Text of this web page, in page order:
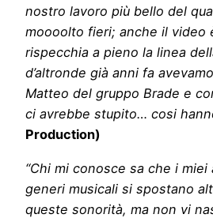
nostro lavoro più bello del
moooolto fieri; anche il video
rispecchia a pieno la linea
d’altronde già anni fa
Matteo del gruppo Brade e
ci avrebbe stupito… cosi
Production)
“Chi mi conosce sa che i
generi musicali si spostano
queste sonorità, ma non vi